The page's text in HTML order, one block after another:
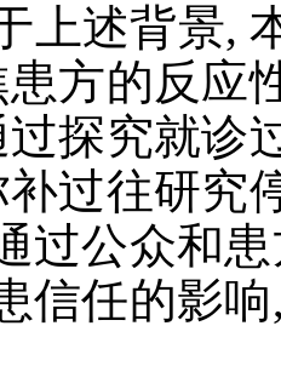
上述背景,
方的反应
探究就诊
过往研究
过公众和
信任的影